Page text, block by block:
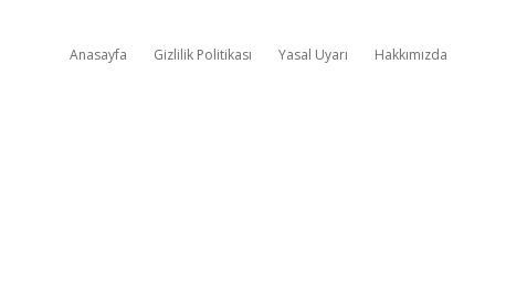
Anasayfa Gizlilik Politikası Yasal Uyarı Hakkımızda